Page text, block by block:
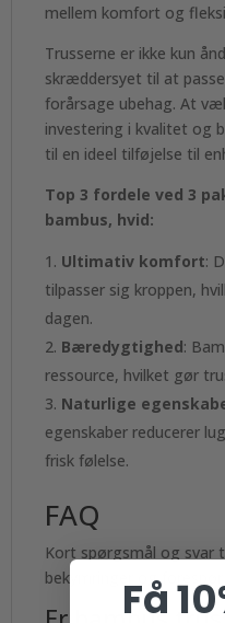
mellem komfort og
Trusserne er ikke kun
skræddersyet til at
forårsage ubehag. At
investering i kvalitet og
til en ideel tilføjelse til
Top 3 fordele ved 3
bambus, hvid:
Ultimativ komfort:
tilpasser sig kroppen,
dagen.
Bæredygtighed:
ressource, hvilket gør
Naturlige
egenskaber reducerer
frisk følelse.
FAQ
Kort spørgsmål og svar
bekymringer og
Få